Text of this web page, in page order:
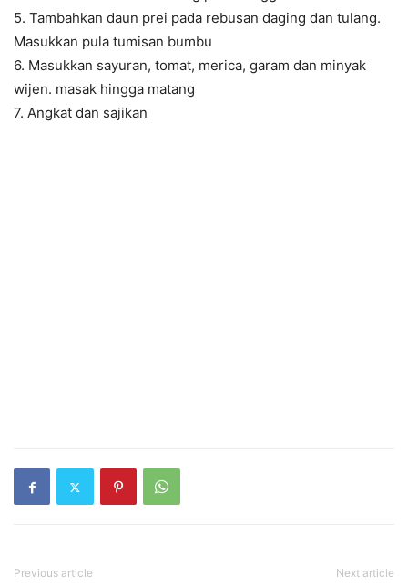
5. Tambahkan daun prei pada rebusan daging dan tulang.
Masukkan pula tumisan bumbu
6. Masukkan sayuran, tomat, merica, garam dan minyak
wijen. masak hingga matang
7. Angkat dan sajikan
Previous article Next article